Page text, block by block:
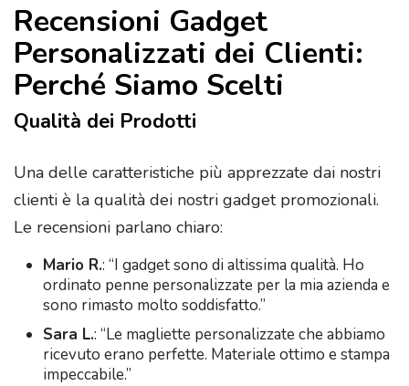
Recensioni Gadget
Personalizzati dei Clienti:
Perché Siamo Scelti
Qualità dei Prodotti
Una delle caratteristiche più apprezzate dai nostri
clienti è la qualità dei nostri gadget promozionali.
Le recensioni parlano chiaro:
Mario R.: “I gadget sono di altissima qualità. Ho
ordinato penne personalizzate per la mia azienda e
sono rimasto molto soddisfatto.”
Sara L.: “Le magliette personalizzate che abbiamo
ricevuto erano perfette. Materiale ottimo e stampa
impeccabile.”